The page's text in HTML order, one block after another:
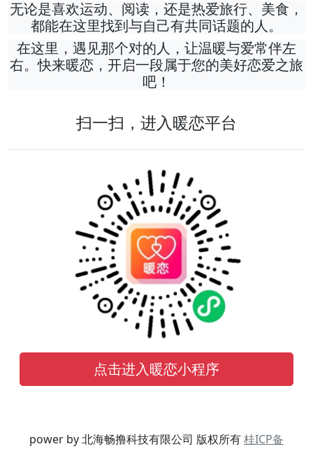
无论是喜欢运动、阅读，还是热爱旅行、美食，
都能在这里找到与自己有共同话题的人。
在这里，遇见那个对的人，让温暖与爱常伴左
右。快来暖恋，开启一段属于您的美好恋爱之旅
吧！
扫一扫，进入暖恋平台
点击进入暖恋小程序
power by 北海畅撸科技有限公司 版权所有桂ICP备